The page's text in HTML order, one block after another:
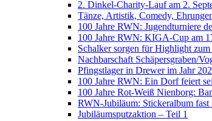
2. Dinkel-Charity-Lauf am 2.
Tänze, Artistik, Comedy,
100 Jahre RWN: Jugendturniere
100 Jahre RWN: KIGA-Cup am
Schalker sorgen für Highlight
Nachbarschaft Schäpersgraben/
Pfingstlager in Drewer im Jahr
100 Jahre RWN: Ein Dorf feiert
100 Jahre Rot-Weiß Nienborg:
RWN-Jubiläum: Stickeralbum
Jubiläumsputzaktion – Teil 1